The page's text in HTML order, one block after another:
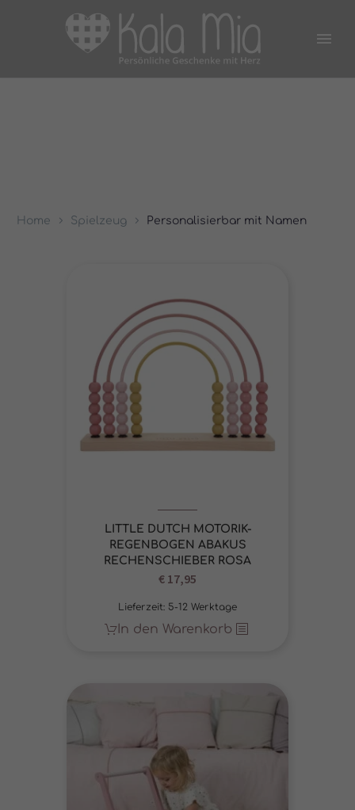
Home Spielzeug Personalisierbar mit Namen
LITTLE DUTCH MOTORIK-
REGENBOGEN ABAKUS
RECHENSCHIEBER ROSA
€ 17,95
Lieferzeit: 5-12 Werktage
In den Warenkorb